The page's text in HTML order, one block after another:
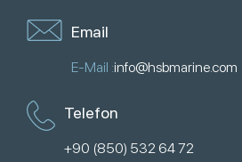
Email
E-Mail :info@hsbmarine.com
Telefon
+90 (850) 532 64 72